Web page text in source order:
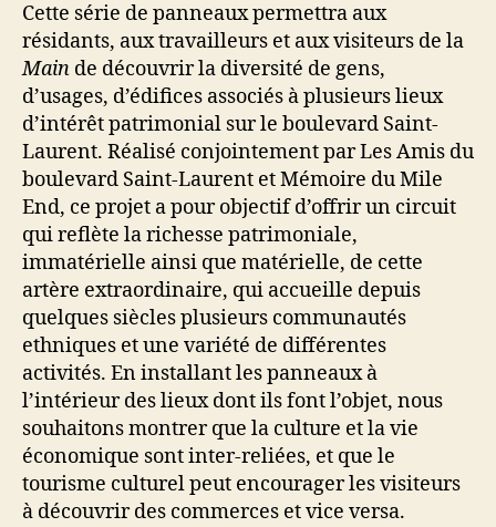
Cette série de panneaux permettra aux
résidants, aux travailleurs et aux visiteurs de la
Main de découvrir la diversité de gens,
d’usages, d’édifices associés à plusieurs lieux
d’intérêt patrimonial sur le boulevard Saint-
Laurent. Réalisé conjointement par Les Amis du
boulevard Saint-Laurent et Mémoire du Mile
End, ce projet a pour objectif d’offrir un circuit
qui reflète la richesse patrimoniale,
immatérielle ainsi que matérielle, de cette
artère extraordinaire, qui accueille depuis
quelques siècles plusieurs communautés
ethniques et une variété de différentes
activités. En installant les panneaux à
l’intérieur des lieux dont ils font l’objet, nous
souhaitons montrer que la culture et la vie
économique sont inter-reliées, et que le
tourisme culturel peut encourager les visiteurs
à découvrir des commerces et vice versa.